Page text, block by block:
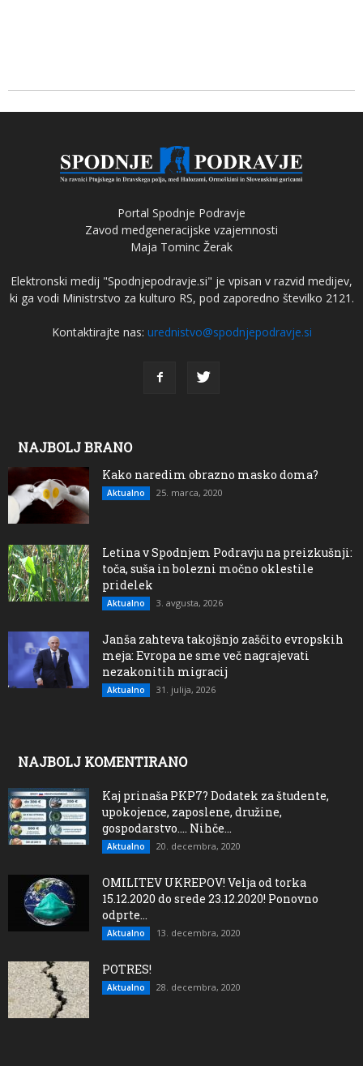
Portal Spodnje Podravje
Zavod medgeneracijske vzajemnosti
Maja Tominc Žerak
Elektronski medij "Spodnjepodravje.si" je vpisan v razvid medijev,
ki ga vodi Ministrstvo za kulturo RS, pod zaporedno številko 2121.
Kontaktirajte nas: urednistvo@spodnjepodravje.si
NAJBOLJ BRANO
Kako naredim obrazno masko doma?
Aktualno 25. marca, 2020
Letina v Spodnjem Podravju na preizkušnji:
toča, suša in bolezni močno oklestile
pridelek
Aktualno 3. avgusta, 2026
Janša zahteva takojšnjo zaščito evropskih
meja: Evropa ne sme več nagrajevati
nezakonitih migracij
Aktualno 31. julija, 2026
NAJBOLJ KOMENTIRANO
Kaj prinaša PKP7? Dodatek za študente,
upokojence, zaposlene, družine,
gospodarstvo…. Nihče...
Aktualno 20. decembra, 2020
OMILITEV UKREPOV! Velja od torka
15.12.2020 do srede 23.12.2020! Ponovno
odprte...
Aktualno 13. decembra, 2020
POTRES!
Aktualno 28. decembra, 2020